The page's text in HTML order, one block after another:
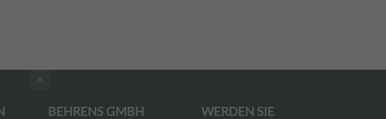
BEHRENS GMBH
WERDEN SIE